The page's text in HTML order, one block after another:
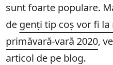
sunt foarte populare.
de genți tip coș vor fi
primăvară-vară 2020,
articol de pe blog.